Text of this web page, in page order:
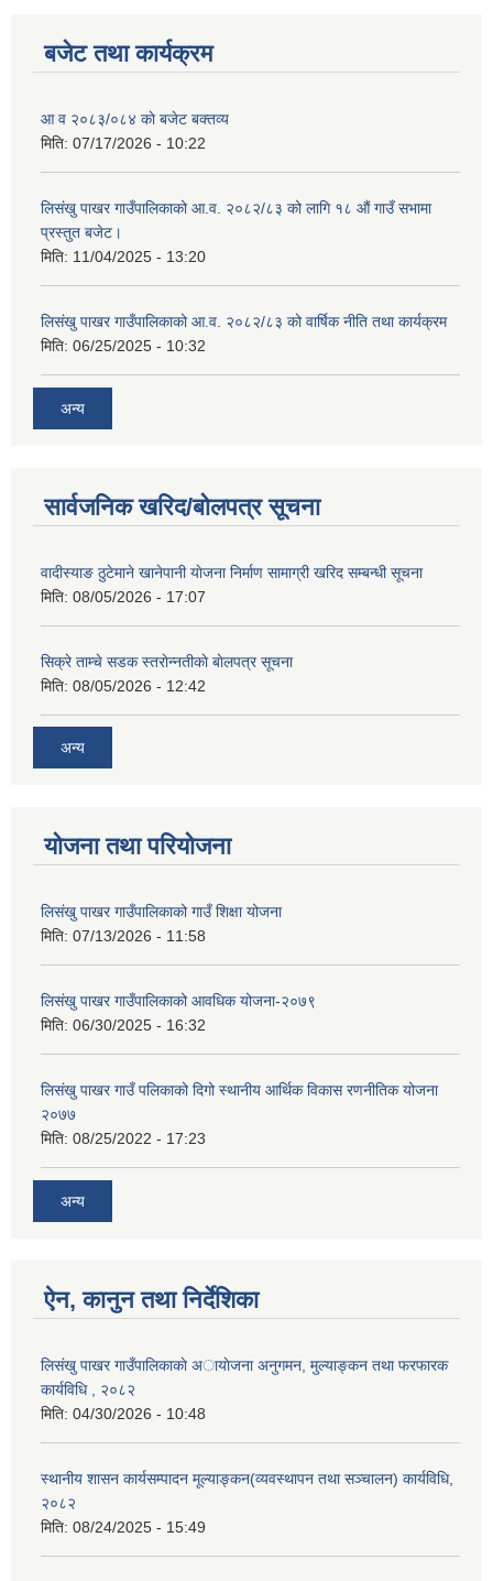
बजेट तथा कार्यक्रम
आ व २०८३/०८४ काे बजेट बक्तव्य
मिति: 07/17/2026 - 10:22
लिसंखु पाखर गाउँपालिकाको आ.व. २०८२/८३ को लागि १८ औं गाउँ सभामा
प्रस्तुत बजेट।
मिति: 11/04/2025 - 13:20
लिसंखु पाखर गाउँपालिकाको आ.व. २०८२/८३ को वार्षिक नीति तथा कार्यक्रम
मिति: 06/25/2025 - 10:32
अन्य
सार्वजनिक खरिद/बोलपत्र सूचना
वादीस्याङ ठुटेमाने खानेपानी याेजना निर्माण सामाग्री खरिद सम्बन्धी सूचना
मिति: 08/05/2026 - 17:07
सिक्रे ताम्चे सडक स्तराेन्नतीकाे बाेलपत्र सूचना
मिति: 08/05/2026 - 12:42
अन्य
योजना तथा परियोजना
लिसंखु पाखर गाउँपालिकाको गाउँ शिक्षा योजना
मिति: 07/13/2026 - 11:58
लिसंखु पाखर गाउँपालिकाको आवधिक योजना-२०७९
मिति: 06/30/2025 - 16:32
लिसंखु पाखर गाउँ पलिकाको दिगो स्थानीय आर्थिक विकास रणनीतिक योजना
२०७७
मिति: 08/25/2022 - 17:23
अन्य
ऐन, कानुन तथा निर्देशिका
लिसंखु पाखर गाउँपालिकाकाे अायाेजना अनुगमन, मुल्याङ्कन तथा फरफारक
कार्यविधि , २०८२
मिति: 04/30/2026 - 10:48
स्थानीय शासन कार्यसम्पादन मूल्याङ्कन(व्यवस्थापन तथा सञ्चालन) कार्यविधि,
२०८२
मिति: 08/24/2025 - 15:49